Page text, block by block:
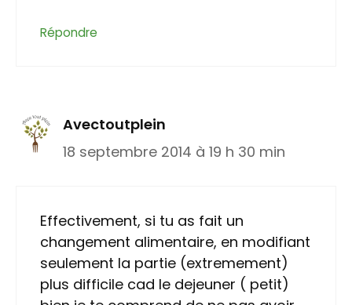
Répondre
Avectoutplein
18 septembre 2014 à 19 h 30 min
Effectivement, si tu as fait un
changement alimentaire, en modifiant
seulement la partie (extremement)
plus difficile cad le dejeuner ( petit)